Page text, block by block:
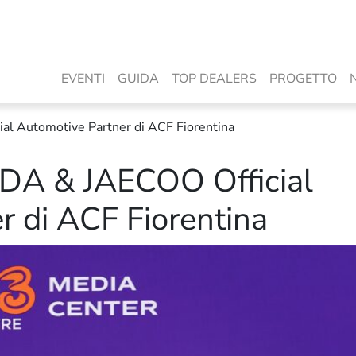
EVENTI GUIDA TOP DEALERS PROGETTO
Automotive Partner di ACF Fiorentina
& JAECOO Official
di ACF Fiorentina